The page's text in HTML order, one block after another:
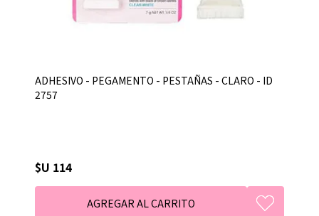
ADHESIVO - PEGAMENTO - PESTAÑAS - CLARO - ID
2757
$U 114